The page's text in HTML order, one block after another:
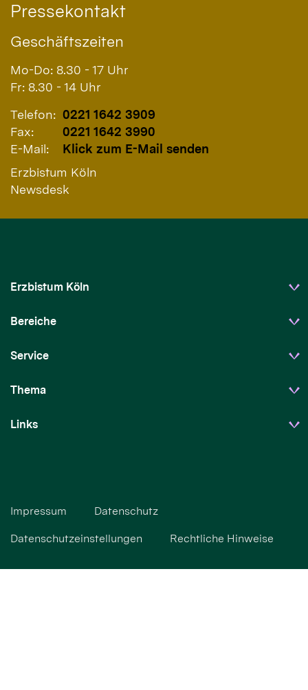
Pressekontakt
Geschäftszeiten
Mo-Do: 8.30 - 17 Uhr
Fr: 8.30 - 14 Uhr
Telefon: 0221 1642 3909
Fax:
0221 1642 3990
E-Mail:
Klick zum E-Mail senden
Erzbistum Köln
Newsdesk
Erzbistum Köln
Bereiche
Service
Thema
Links
Impressum Datenschutz
Datenschutzeinstellungen Rechtliche Hinweise